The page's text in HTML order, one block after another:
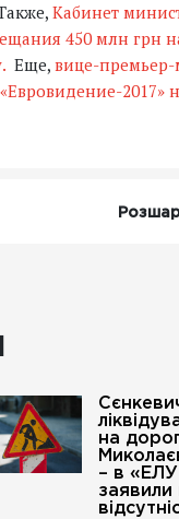
Кабинет
450 млн грн
Еще, вице-
2017»
на
– в «ЕЛУ
заявили